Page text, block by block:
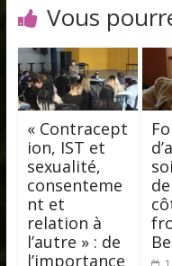
Vous
« Contracept
ion, IST et
sexualité,
consenteme
nt et
relation à
l’autre » : de
l’importance